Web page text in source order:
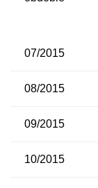
07/2015
08/2015
09/2015
10/2015